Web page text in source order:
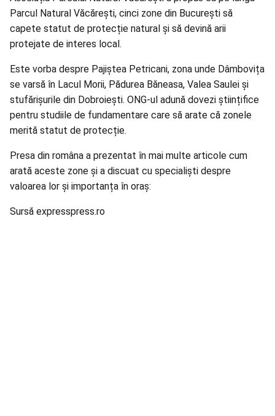
Parcul Natural Văcărești, cinci zone din București să
capete statut de protecție natural și să devină arii
protejate de interes local.
Este vorba despre Pajiștea Petricani, zona unde Dâmbovița
se varsă în Lacul Morii, Pădurea Băneasa, Valea Saulei și
stufărișurile din Dobroiești. ONG-ul adună dovezi științifice
pentru studiile de fundamentare care să arate că zonele
merită statut de protecție.
Presa din româna a prezentat în mai multe articole cum
arată aceste zone și a discuat cu specialiști despre
valoarea lor și importanța în oraș:
Sursă expresspress.ro